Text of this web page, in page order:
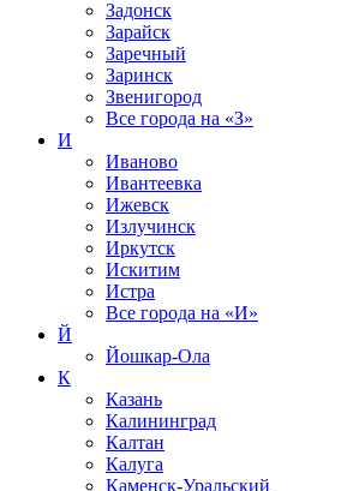
Задонск
Зарайск
Заречный
Заринск
Звенигород
Все города на «З»
И
Иваново
Ивантеевка
Ижевск
Излучинск
Иркутск
Искитим
Истра
Все города на «И»
Й
Йошкар-Ола
К
Казань
Калининград
Калтан
Калуга
Каменск-Уральский